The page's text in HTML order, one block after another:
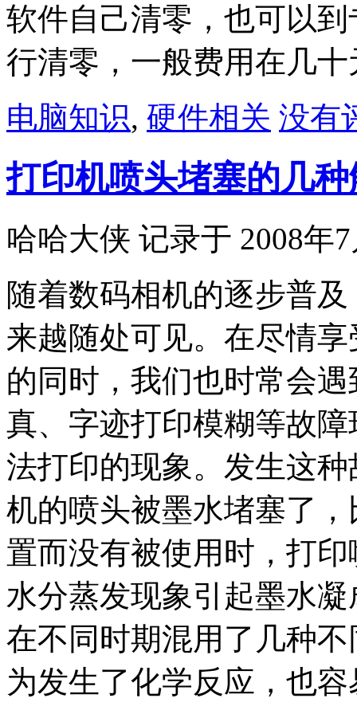
软件自己清零，也可以
行清零，一般费用在几十
电脑知识, 硬件相关 没有
打印机喷头堵塞的几
哈哈大侠 记录于 2008年
随着数码相机的逐步普
来越随处可见。在尽情
的同时，我们也时常会
真、字迹打印模糊等故
法打印的现象。发生这
机的喷头被墨水堵塞了
置而没有被使用时，打
水分蒸发现象引起墨水
在不同时期混用了几种
为发生了化学反应，也